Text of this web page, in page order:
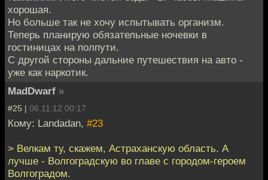
хорошая.
Но больше так не хочу испытывать организм.
Теперь планирую обязательные ночевки в
гостиницах на полпути.
С другой стороны дальние путешествия на авто -
уже как наркотик.
MadDwarf »
#25 | 06.11.12 00:17
Кому: Landadan, #23
> Велкам ту, скажем, Астраханскую область. А
лучше - Волгоградскую во главе с городом-героем
Волгоградом.